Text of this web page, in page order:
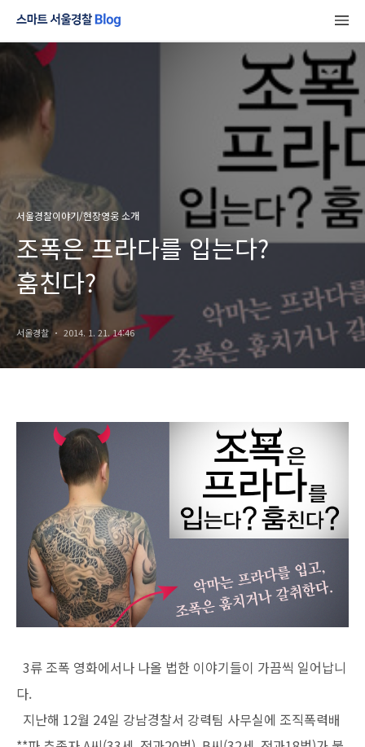
서울경찰이야기/현장영웅 소개
조폭은 프라다를 입는다?
훔친다?
서울경찰 2014. 1. 21. 14:46
3류 조폭 영화에서나 나올 법한 이야기들이 가끔씩 일어납니
다.
지난해 12월 24일 강남경찰서 강력팀 사무실에 조직폭력배